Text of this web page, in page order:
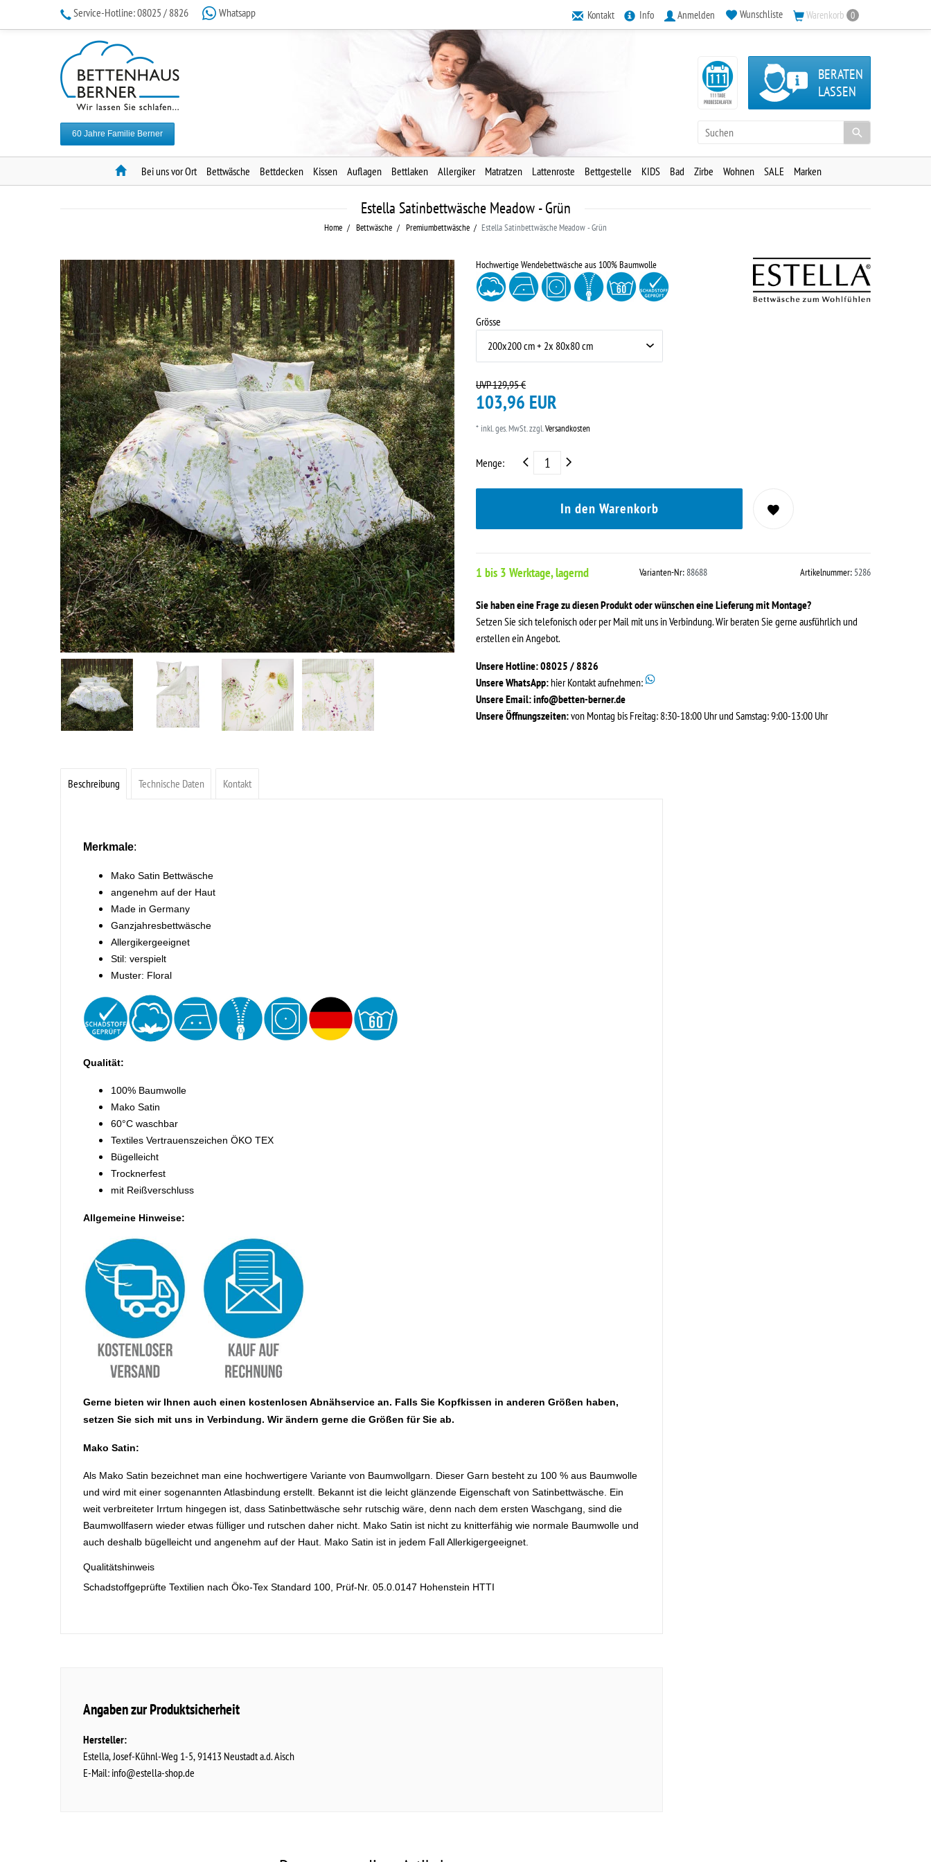
Service-Hotline:08025 / 8826 Whatsapp Kontakt Info Anmelden Wunschliste Warenkorb 0
60 Jahre Familie Berner
BERATEN
LASSEN
HomeBei uns vor Ort Bettwäsche Bettdecken Kissen Auflagen Bettlaken Allergiker Matratzen Lattenroste Bettgestelle KIDS Bad Zirbe Wohnen SALE Marken
Estella Satinbettwäsche Meadow - Grün
Home Bettwäsche Premiumbettwäsche Estella Satinbettwäsche Meadow - Grün
Hochwertige Wendebettwäsche aus 100% Baumwolle
Grösse
UVP 129,95 €
103,96 EUR
* inkl. ges. MwSt. zzgl.Versandkosten
Menge:
In den Warenkorb
1 bis 3 Werktage, lagernd Varianten-Nr:88688 Artikelnummer: 5286
Sie haben eine Frage zu diesen Produkt oder wünschen eine Lieferung mit Montage?
Setzen Sie sich telefonisch oder per Mail mit uns in Verbindung. Wir beraten Sie gerne ausführlich und
erstellen ein Angebot.
Unsere Hotline: 08025 / 8826
Unsere WhatsApp: hier Kontakt aufnehmen:
Unsere Email:info@betten-berner.de
Unsere Öffnungszeiten:von Montag bis Freitag: 8:30-18:00 Uhr und Samstag: 9:00-13:00 Uhr
Beschreibung Technische Daten Kontakt
Merkmale:
Mako Satin Bettwäsche
angenehm auf der Haut
Made in Germany
Ganzjahresbettwäsche
Allergikergeeignet
Stil: verspielt
Muster: Floral
Qualität:
100% Baumwolle
Mako Satin
60°C waschbar
Textiles Vertrauenszeichen ÖKO TEX
Bügelleicht
Trocknerfest
mit Reißverschluss
Allgemeine Hinweise:
Gerne bieten wir Ihnen auch einen kostenlosen Abnähservice an. Falls Sie Kopfkissen in anderen Größen haben,
setzen Sie sich mit uns in Verbindung. Wir ändern gerne die Größen für Sie ab.
Mako Satin:
Als Mako Satin bezeichnet man eine hochwertigere Variante von Baumwollgarn. Dieser Garn besteht zu 100 % aus Baumwolle
und wird mit einer sogenannten Atlasbindung erstellt. Bekannt ist die leicht glänzende Eigenschaft von Satinbettwäsche. Ein
weit verbreiteter Irrtum hingegen ist, dass Satinbettwäsche sehr rutschig wäre, denn nach dem ersten Waschgang, sind die
Baumwollfasern wieder etwas fülliger und rutschen daher nicht. Mako Satin ist nicht zu knitterfähig wie normale Baumwolle und
auch deshalb bügelleicht und angenehm auf der Haut. Mako Satin ist in jedem Fall Allerkigergeeignet.
Qualitätshinweis
Schadstoffgeprüfte Textilien nach Öko-Tex Standard 100, Prüf-Nr. 05.0.0147 Hohenstein HTTI
Angaben zur Produktsicherheit
Hersteller:
Estella Josef-Kühnl-Weg 1-5 91413 Neustadt a.d. Aisch
E-Mail: info@estella-shop.de